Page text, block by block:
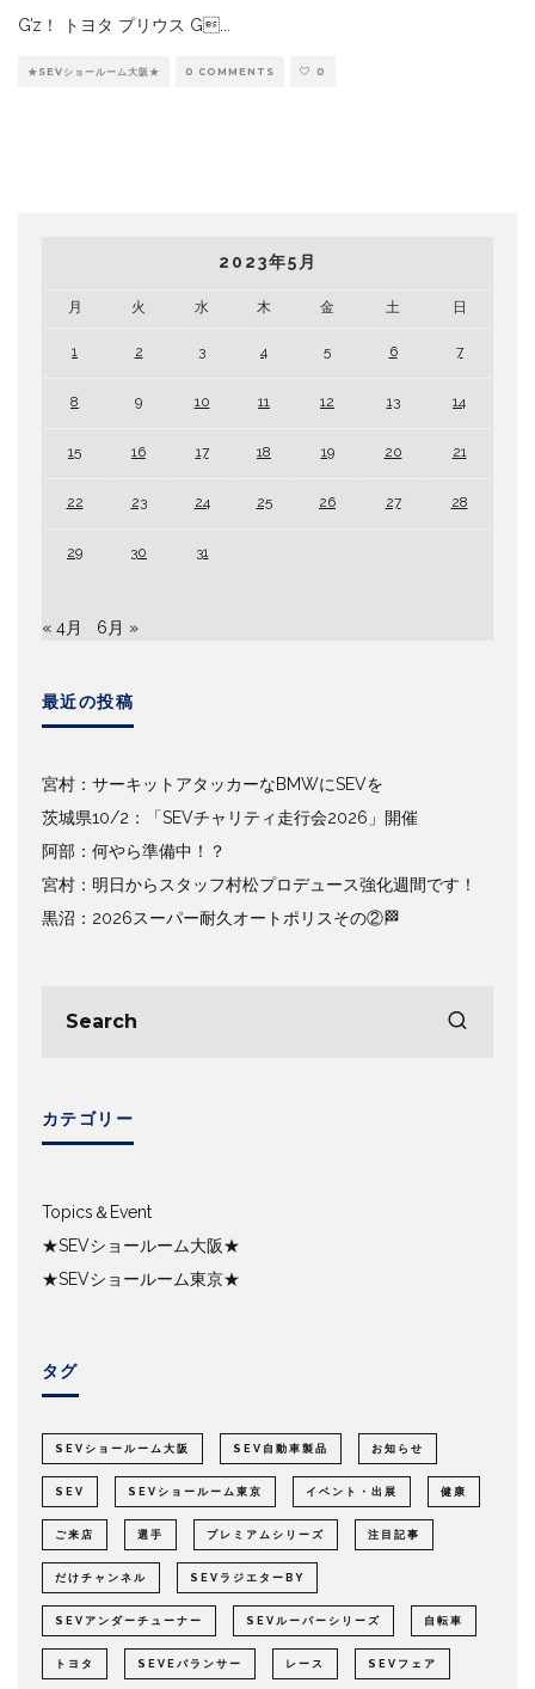
G’z！ トヨタ プリウス G
★SEVショールーム大阪★ 0 COMMENTS 0
2023年5月
月 火 水 木 金 土 日
1 2 3 4 5 6 7
8 9 10 11 12 13 14
15 16 17 18 19 20 21
22 23 24 25 26 27 28
29 30 31
« 4月 6月 »
最近の投稿
宮村：サーキットアタッカーなBMWにSEVを
茨城県10/2：「SEVチャリティ走行会2026」開催
阿部：何やら準備中！？
宮村：明日からスタッフ村松プロデュース強化週間です！
黒沼：2026スーパー耐久オートポリスその②🏁
カテゴリー
Topics＆Event
★SEVショールーム大阪★
★SEVショールーム東京★
タグ
SEVショールーム大阪 SEV自動車製品 お知らせ
SEV SEVショールーム東京 イベント・出展 健康
ご来店 選手 プレミアムシリーズ 注目記事
だけチャンネル SEVラジエターBY
SEVアンダーチューナー SEVルーパーシリーズ 自転車
トヨタ SEVEバランサー レース SEVフェア